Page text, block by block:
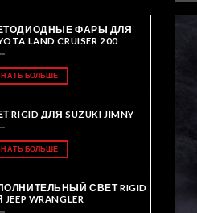
ФАРЫ ДЛЯ
LAND CRUISER 200
БОЛЬШЕ
RIGID ДЛЯ SUZUKI JIMNY
БОЛЬШЕ
СВЕТ RIGID
WRANGLER